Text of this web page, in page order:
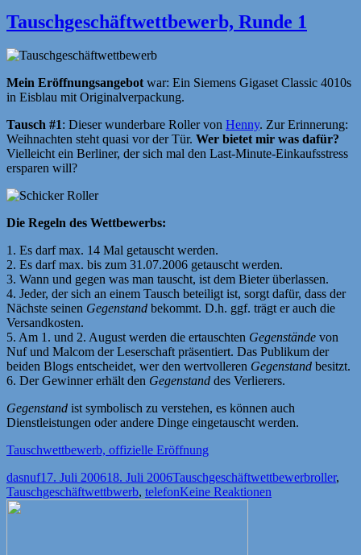
Tauschgeschäftwettbewerb, Runde 1
Mein Eröffnungsangebotwar: Ein Siemens Gigaset Classic 4010s
in Eisblau mit Originalverpackung.
Tausch #1: Dieser wunderbare Roller von Henny. Zur Erinnerung:
Weihnachten steht quasi vor der Tür. Wer bietet mir was dafür?
Vielleicht ein Berliner, der sich mal den Last-Minute-Einkaufsstress
ersparen will?
Die Regeln des Wettbewerbs:
1. Es darf max. 14 Mal getauscht werden.
2. Es darf max. bis zum 31.07.2006 getauscht werden.
3. Wann und gegen was man tauscht, ist dem Bieter überlassen.
4. Jeder, der sich an einem Tausch beteiligt ist, sorgt dafür, dass der
Nächste seinen Gegenstand bekommt. D.h. ggf. trägt er auch die
Versandkosten.
5. Am 1. und 2. August werden die ertauschten Gegenstände von
Nuf und Malcom der Leserschaft präsentiert. Das Publikum der
beiden Blogs entscheidet, wer den wertvolleren Gegenstand besitzt.
6. Der Gewinner erhält den Gegenstand des Verlierers.
Gegenstand ist symbolisch zu verstehen, es können auch
Dienstleistungen oder andere Dinge eingetauscht werden.
Tauschwettbewerb, offizielle Eröffnung
Autor
dasnufVeröffentlicht
am
17. Juli 200618. Juli 2006Kategorien
Tauschgeschäftwettbewerbroller,
Tauschgeschäftwettbwerb, telefonKeine Reaktionen